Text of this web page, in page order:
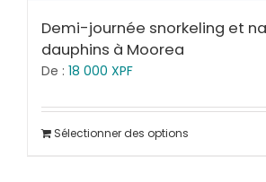
Demi-journée snorkeling et
dauphins à Moorea
De : 18 000 XPF
Sélectionner des options